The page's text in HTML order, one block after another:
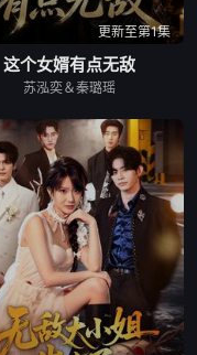
更新至第1集
这个女婿有点无敌
苏泓奕＆秦璐瑶